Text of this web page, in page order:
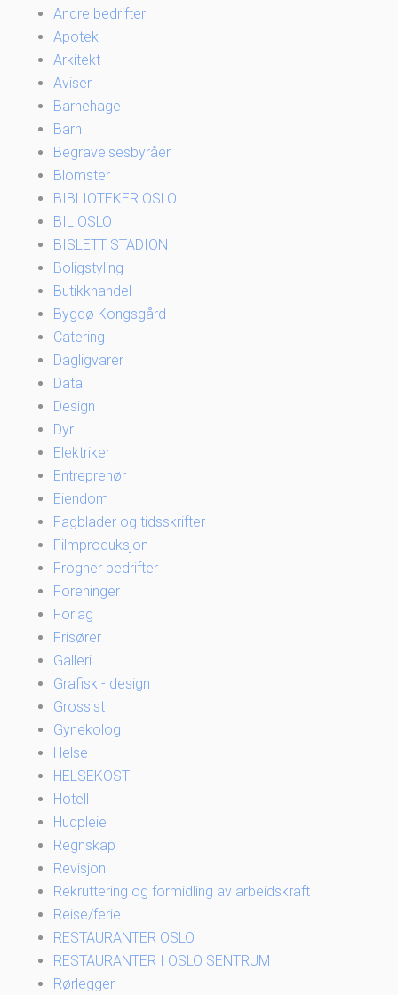
Andre bedrifter
Apotek
Arkitekt
Aviser
Barnehage
Barn
Begravelsesbyråer
Blomster
BIBLIOTEKER OSLO
BIL OSLO
BISLETT STADION
Boligstyling
Butikkhandel
Bygdø Kongsgård
Catering
Dagligvarer
Data
Design
Dyr
Elektriker
Entreprenør
Eiendom
Fagblader og tidsskrifter
Filmproduksjon
Frogner bedrifter
Foreninger
Forlag
Frisører
Galleri
Grafisk - design
Grossist
Gynekolog
Helse
HELSEKOST
Hotell
Hudpleie
Regnskap
Revisjon
Rekruttering og formidling av arbeidskraft
Reise/ferie
RESTAURANTER OSLO
RESTAURANTER I OSLO SENTRUM
Rørlegger